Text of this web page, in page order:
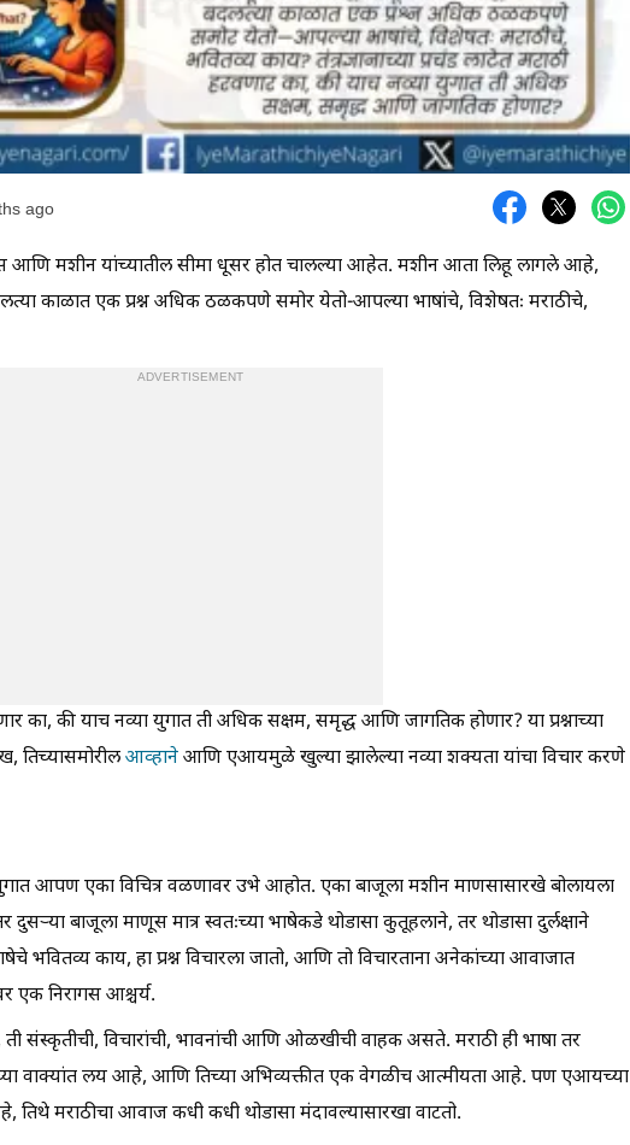
ago
आणि मशीन यांच्यातील सीमा धूसर होत चालल्या आहेत. मशीन आता लिहू लागले आहे,
काळात एक प्रश्न अधिक ठळकपणे समोर येतो-आपल्या भाषांचे, विशेषतः मराठीचे,
ADVERTISEMENT
का, की याच नव्या युगात ती अधिक सक्षम, समृद्ध आणि जागतिक होणार? या प्रश्नाच्या
तिच्यासमोरीलआव्हानेआणि एआयमुळे खुल्या झालेल्या नव्या शक्यता यांचा विचार करणे
आपण एका विचित्र वळणावर उभे आहोत. एका बाजूला मशीन माणसासारखे बोलायला
बाजूला माणूस मात्र स्वतःच्या भाषेकडे थोडासा कुतूहलाने, तर थोडासा दुर्लक्षाने
भवितव्य काय, हा प्रश्न विचारला जातो, आणि तो विचारताना अनेकांच्या आवाजात
एक निरागस आश्चर्य.
संस्कृतीची, विचारांची, भावनांची आणि ओळखीची वाहक असते. मराठी ही भाषा तर
वाक्यांत लय आहे, आणि तिच्या अभिव्यक्तीत एक वेगळीच आत्मीयता आहे. पण एआयच्या
तिथे मराठीचा आवाज कधी कधी थोडासा मंदावल्यासारखा वाटतो.